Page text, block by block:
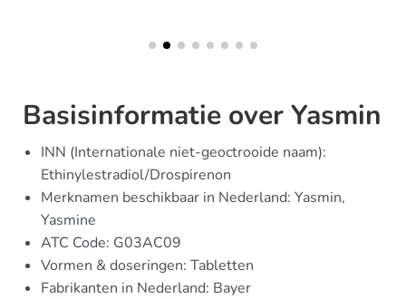
Basisinformatie over Yasmin
INN (Internationale niet-geoctrooide naam):
Ethinylestradiol/Drospirenon
Merknamen beschikbaar in Nederland: Yasmin,
Yasmine
ATC Code: G03AC09
Vormen & doseringen: Tabletten
Fabrikanten in Nederland: Bayer